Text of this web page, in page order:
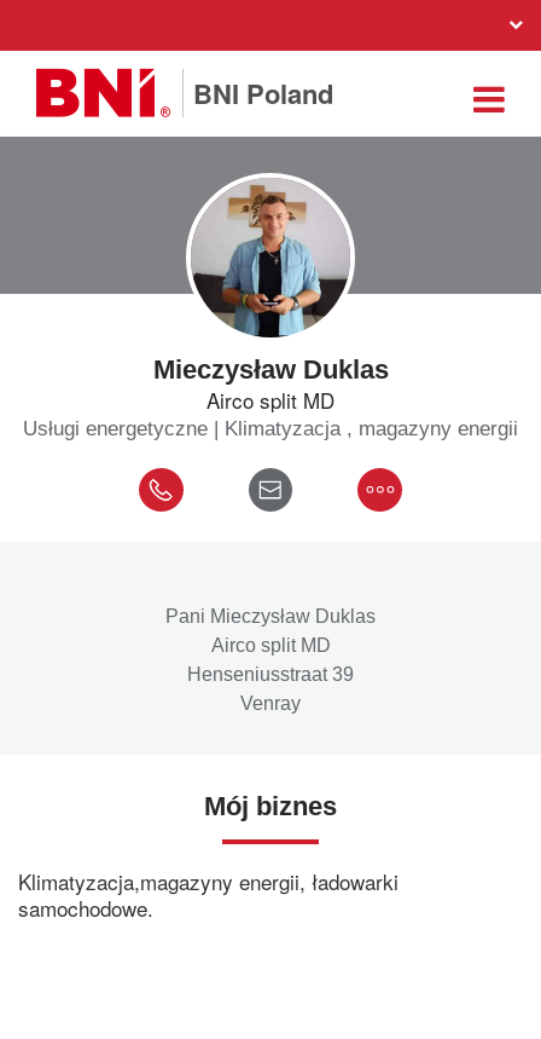
BNI Poland
Mieczysław Duklas
Airco split MD
Usługi energetyczne | Klimatyzacja , magazyny energii
Pani Mieczysław Duklas
Airco split MD
Henseniusstraat 39
Venray
Mój biznes
Klimatyzacja,magazyny energii, ładowarki
samochodowe.